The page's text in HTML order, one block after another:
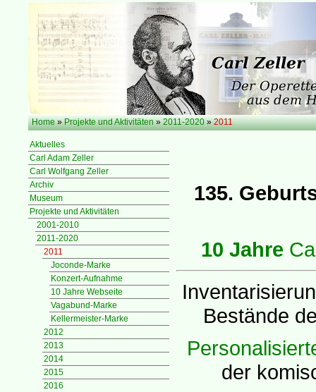
Home »Projekte und Aktivitäten »2011-2020 »2011
Aktuelles
Carl Adam Zeller
Carl Wolfgang Zeller
Archiv
Museum
Projekte und Aktivitäten
2001-2010
2011-2020
2011
Joconde-Marke
Konzert-Aufnahme
10 Jahre Webseite
Vagabund-Marke
Kellermeister-Marke
2012
2013
2014
2015
2016
135.
10 Jahre
Bestände
der